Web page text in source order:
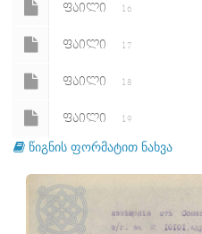
ᲤᲐᲘᲚᲘ 16
ᲤᲐᲘᲚᲘ 17
ᲤᲐᲘᲚᲘ 18
ᲤᲐᲘᲚᲘ 19
ᲤᲐᲘᲚᲘ 20
ᲤᲐᲘᲚᲘ
ᲤᲐᲘᲚᲘ 22
წიგნის ფორმატით ნახვა